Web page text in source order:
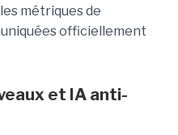
métriques de
officiellement
et IA anti-